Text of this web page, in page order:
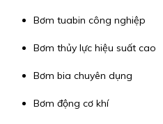
Bơm tuabin công nghiệp
Bơm thủy lực hiệu suất cao
Bơm bia chuyên dụng
Bơm động cơ khí